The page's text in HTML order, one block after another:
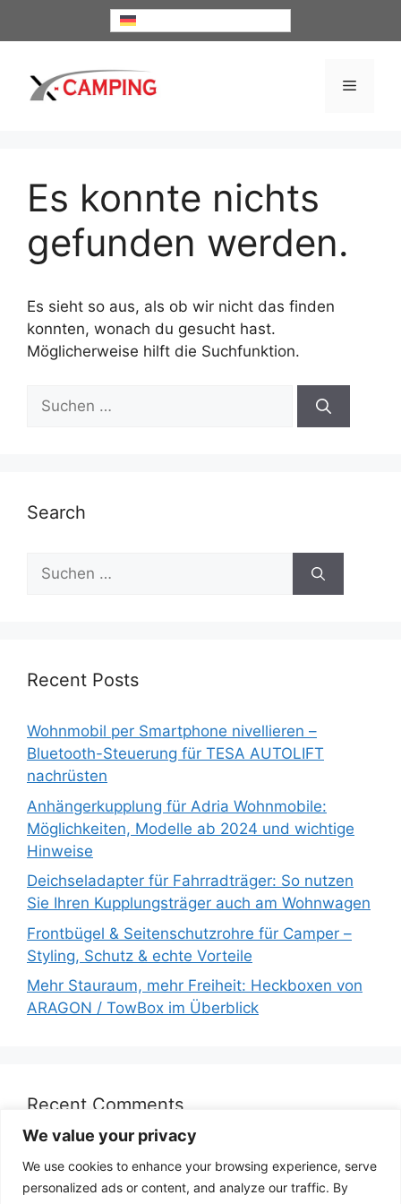
We value your privacy
We use cookies to enhance your browsing experience, serve
personalized ads or content, and analyze our traffic. By
Menü
Es konnte nichts
gefunden werden.
Es sieht so aus, als ob wir nicht das finden
konnten, wonach du gesucht hast.
Möglicherweise hilft die Suchfunktion.
Suche
nach:
Search
Suche
nach:
Recent Posts
Wohnmobil per Smartphone nivellieren –
Bluetooth-Steuerung für TESA AUTOLIFT
nachrüsten
Anhängerkupplung für Adria Wohnmobile:
Möglichkeiten, Modelle ab 2024 und wichtige
Hinweise
Deichseladapter für Fahrradträger: So nutzen
Sie Ihren Kupplungsträger auch am Wohnwagen
Frontbügel & Seitenschutzrohre für Camper –
Styling, Schutz & echte Vorteile
Mehr Stauraum, mehr Freiheit: Heckboxen von
ARAGON / TowBox im Überblick
Recent Comments